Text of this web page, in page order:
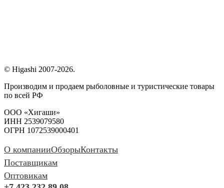
© Higashi 2007-2026.
Производим и продаем рыболовные и туристические товары
по всей РФ
ООО «Хигаши»
ИНН 2539079580
ОГРН 1072539000401
О компанииОбзорыКонтакты
Поставщикам
Оптовикам